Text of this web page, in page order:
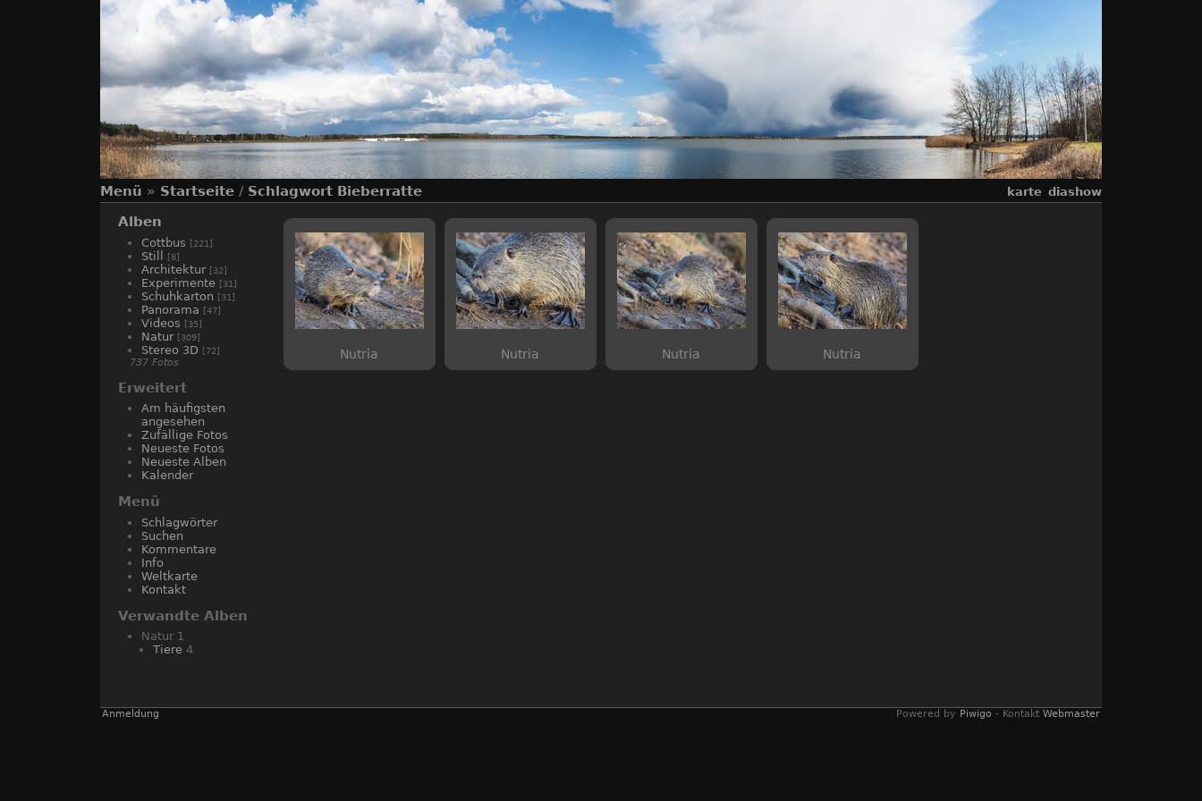
Menü » Startseite / Schlagwort Bieberratte karte diashow
Alben
Cottbus [221]
Still [8]
Architektur [32]
Experimente [31]
Schuhkarton [31]
Panorama [47]
Videos [35]
Natur [309]
Stereo 3D [72]
737 Fotos
Erweitert
Am häufigsten
angesehen
Zufällige Fotos
Neueste Fotos
Neueste Alben
Kalender
Menü
Schlagwörter
Suchen
Kommentare
Info
Weltkarte
Kontakt
Verwandte Alben
Natur 1
Tiere 4
Nutria Nutria Nutria Nutria
Anmeldung Powered by Piwigo - Kontakt Webmaster